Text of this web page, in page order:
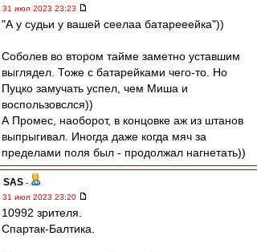
31 июл 2023 23:23
"А у судьи у вашей сеелаа батарееейка"))
Соболев во втором тайме заметно уставшим
выглядел. Тоже с батарейками чего-то. Но
Пуцко замучать успел, чем Миша и
воспользовслся))
А Промес, наоборот, в концовке аж из штанов
выпрыгивал. Иногда даже когда мяч за
пределами поля был - продолжал нагнетать))
SAS -
31 июл 2023 23:20
10992 зрителя.
Спартак-Балтика.